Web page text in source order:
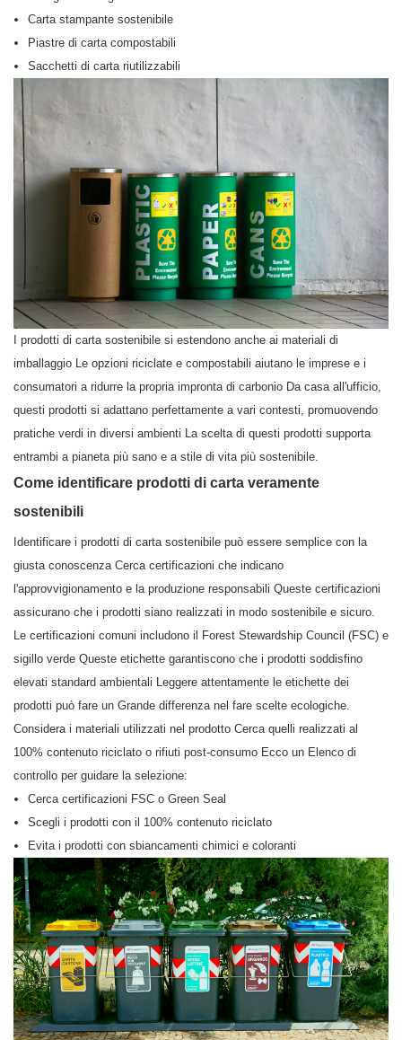
Carta stampante sostenibile
Piastre di carta compostabili
Sacchetti di carta riutilizzabili
I prodotti di carta sostenibile si estendono anche ai materiali di
imballaggio Le opzioni riciclate e compostabili aiutano le imprese e i
consumatori a ridurre la propria impronta di carbonio Da casa all'ufficio,
questi prodotti si adattano perfettamente a vari contesti, promuovendo
pratiche verdi in diversi ambienti La scelta di questi prodotti supporta
entrambi a pianeta più sano e a stile di vita più sostenibile.
Come identificare prodotti di carta veramente
sostenibili
Identificare i prodotti di carta sostenibile può essere semplice con la
giusta conoscenza Cerca certificazioni che indicano
l'approvvigionamento e la produzione responsabili Queste certificazioni
assicurano che i prodotti siano realizzati in modo sostenibile e sicuro.
Le certificazioni comuni includono il Forest Stewardship Council (FSC) e
sigillo verde Queste etichette garantiscono che i prodotti soddisfino
elevati standard ambientali Leggere attentamente le etichette dei
prodotti può fare un Grande differenza nel fare scelte ecologiche.
Considera i materiali utilizzati nel prodotto Cerca quelli realizzati al
100% contenuto riciclato o rifiuti post-consumo Ecco un Elenco di
controllo per guidare la selezione:
Cerca certificazioni FSC o Green Seal
Scegli i prodotti con il 100% contenuto riciclato
Evita i prodotti con sbiancamenti chimici e coloranti